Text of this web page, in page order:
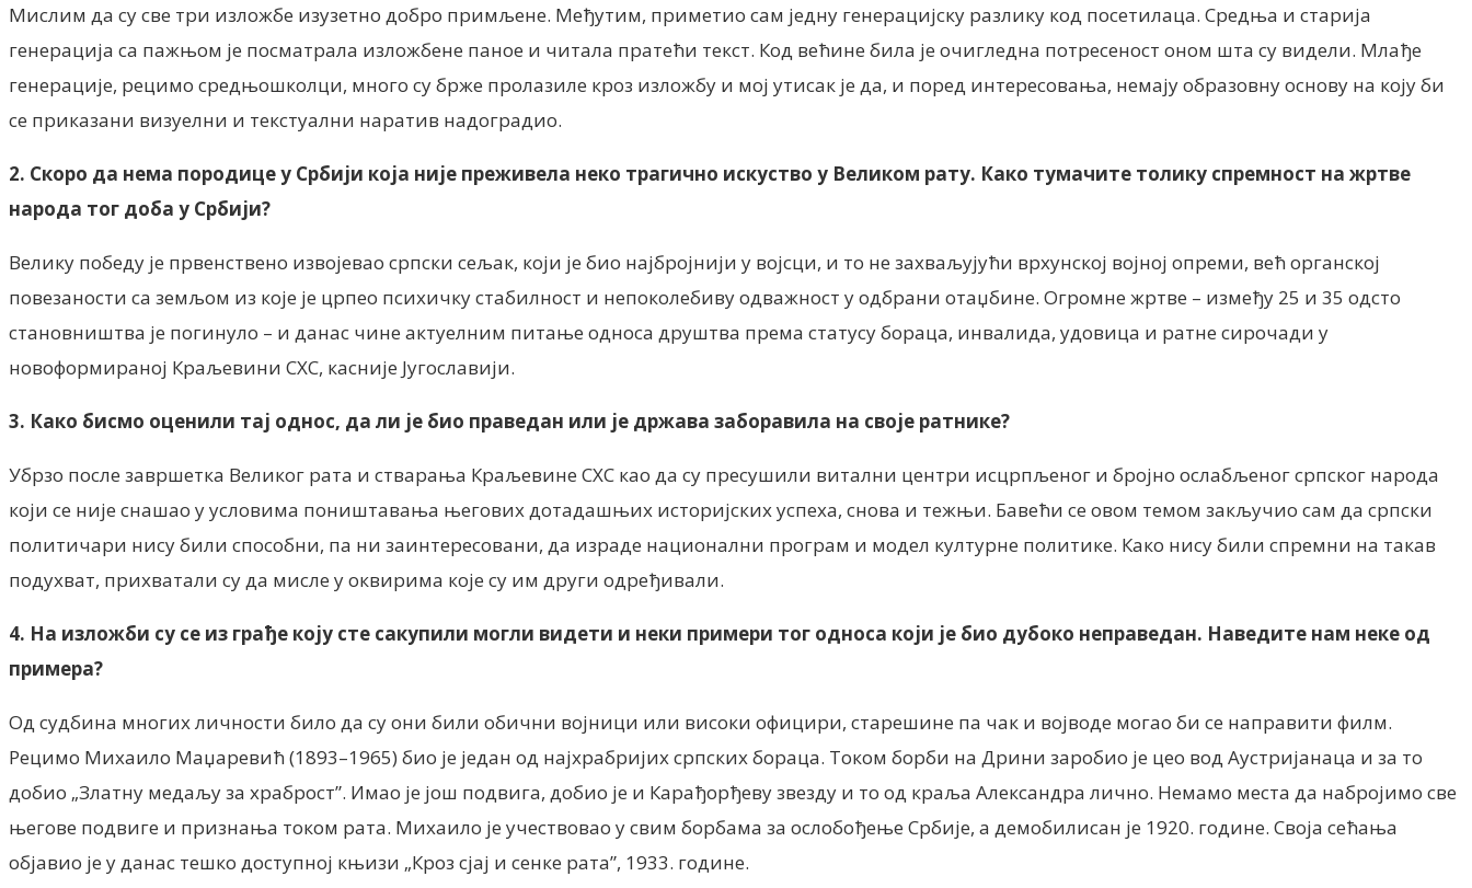
Мислим да су све три изложбе изузетно добро примљене. Међутим, приметио сам једну генерацијску разлику код посетилаца. Средња и старија
генерација са пажњом је посматрала изложбене паное и читала пратећи текст. Код већине била је очигледна потресеност оном шта су видели. Млађе
генерације, рецимо средњошколци, много су брже пролазиле кроз изложбу и мој утисак је да, и поред интересовања, немају образовну основу на коју би
се приказани визуелни и текстуални наратив надоградио.
2. Скоро да нема породице у Србији која није преживела неко трагично искуство у Великом рату. Како тумачите толику спремност на жртве
народа тог доба у Србији?
Велику победу је првенствено извојевао српски сељак, који је био најбројнији у војсци, и то не захваљујући врхунској војној опреми, већ органској
повезаности са земљом из које је црпео психичку стабилност и непоколебиву одважност у одбрани отаџбине. Огромне жртве – између 25 и 35 одсто
становништва је погинуло – и данас чине актуелним питање односа друштва према статусу бораца, инвалида, удовица и ратне сирочади у
новоформираној Краљевини СХС, касније Југославији.
3. Како бисмо оценили тај однос, да ли је био праведан или је држава заборавила на своје ратнике?
Убрзо после завршетка Великог рата и стварања Краљевине СХС као да су пресушили витални центри исцрпљеног и бројно ослабљеног српског народа
који се није снашао у условима поништавања његових дотадашњих историјских успеха, снова и тежњи. Бавећи се овом темом закључио сам да српски
политичари нису били способни, па ни заинтересовани, да израде национални програм и модел културне политике. Како нису били спремни на такав
подухват, прихватали су да мисле у оквирима које су им други одређивали.
4. На изложби су се из грађе коју сте сакупили могли видети и неки примери тог односа који је био дубоко неправедан. Наведите нам неке од
примера?
Од судбина многих личности било да су они били обични војници или високи официри, старешине па чак и војводе могао би се направити филм.
Рецимо Михаило Маџаревић (1893–1965) био је један од најхрабријих српских бораца. Током борби на Дрини заробио је цео вод Аустријанаца и за то
добио „Златну медаљу за храброст”. Имао је још подвига, добио је и Карађорђеву звезду и то од краља Александра лично. Немамо места да набројимо све
његове подвиге и признања током рата. Михаило је учествовао у свим борбама за ослобођење Србије, а демобилисан је 1920. године. Своја сећања
објавио је у данас тешко доступној књизи „Кроз сјај и сенке рата”, 1933. године.